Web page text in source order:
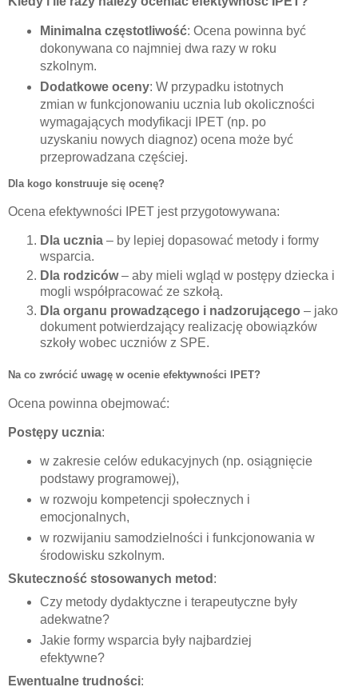
Minimalna częstotliwość: Ocena powinna być
dokonywana co najmniej dwa razy w roku
szkolnym.
Dodatkowe oceny: W przypadku istotnych
zmian w funkcjonowaniu ucznia lub okoliczności
wymagających modyfikacji IPET (np. po
uzyskaniu nowych diagnoz) ocena może być
przeprowadzana częściej.
Dla kogo konstruuje się ocenę?
Ocena efektywności IPET jest przygotowywana:
Dla ucznia – by lepiej dopasować metody i formy
wsparcia.
Dla rodziców– aby mieli wgląd w postępy dziecka i
mogli współpracować ze szkołą.
Dla organu prowadzącego i nadzorującego – jako
dokument potwierdzający realizację obowiązków
szkoły wobec uczniów z SPE.
Na co zwrócić uwagę w ocenie efektywności IPET?
Ocena powinna obejmować:
Postępy ucznia:
w zakresie celów edukacyjnych (np. osiągnięcie
podstawy programowej),
w rozwoju kompetencji społecznych i
emocjonalnych,
w rozwijaniu samodzielności i funkcjonowania w
środowisku szkolnym.
Skuteczność stosowanych metod :
Czy metody dydaktyczne i terapeutyczne były
adekwatne?
Jakie formy wsparcia były najbardziej
efektywne?
Ewentualne trudności: